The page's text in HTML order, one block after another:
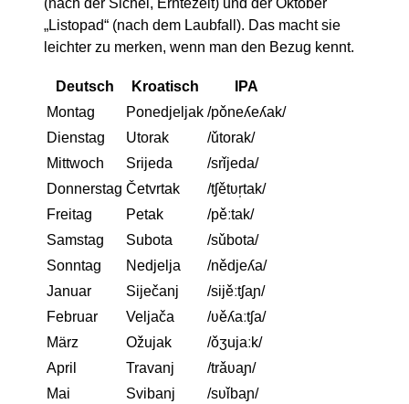
„Listopad“ (nach dem Laubfall). Das macht sie
leichter zu merken, wenn man den Bezug kennt.
Deutsch Kroatisch
IPA
Montag
Ponedjeljak /pǒneʎeʎak/
Dienstag
Utorak
/ǔtorak/
Mittwoch
Srijeda
/srǐjeda/
Donnerstag Četvrtak
/tʃětʋr̩tak/
Freitag
Petak
/pěːtak/
Samstag
Subota
/sǔbota/
Sonntag
Nedjelja
/nědjeʎa/
Januar
Siječanj
/sijěːtʃaɲ/
Februar
Veljača
/ʋěʎaːtʃa/
März
Ožujak
/ǒʒujaːk/
April
Travanj
/trǎʋaɲ/
Mai
Svibanj /sʋǐbaɲ/